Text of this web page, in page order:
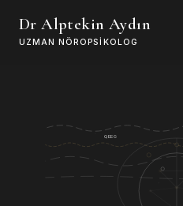
Dr Alptekin Aydın
UZMAN NÖROPSIKOLOG
QEEG